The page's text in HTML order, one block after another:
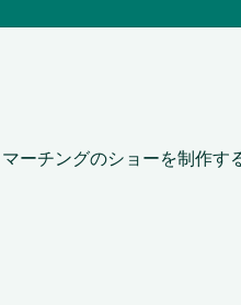
マーチングのショーを制作す